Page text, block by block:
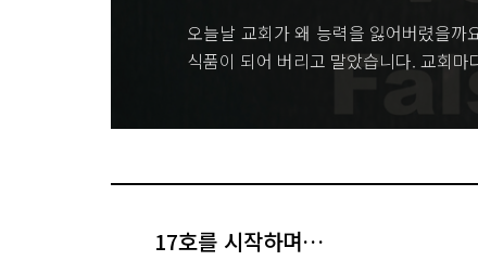
오늘날 교회가 왜 능력을 잃어버렸을
식품이 되어 버리고 말았습니다. 교회
17호를 시작하며…